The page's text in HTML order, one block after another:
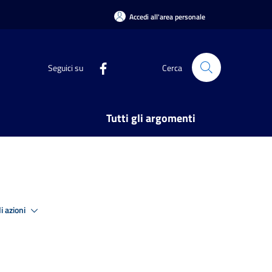
Accedi all'area personale
Seguici su Cerca
Tutti gli argomenti
azioni